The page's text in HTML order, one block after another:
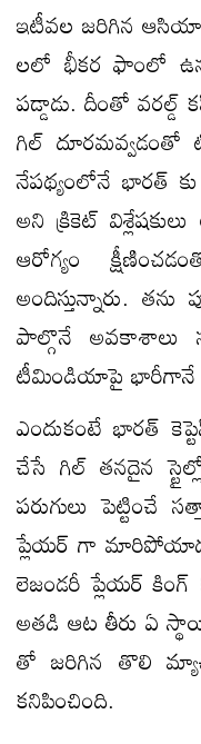
ఇటీవల జరిగిన
లలో భీకర ఫాంలో
పడ్డాడు. దీంతో
గిల్
నేపథ్యంలోనే భారత్ కు
అని క్రికెట్
ఆరోగ్యం
అందిస్తున్నారు.
పాల్గొనే అవకాశాలు
టీమిండియాపై భారీగానే
ఎందుకంటే భారత్
చేసే గిల్ తనదైన
పరుగులు పెట్టించే
ప్లేయర్ గా
లెజండరీ ప్లేయర్
అతడి ఆట తీరు ఏ
తో జరిగిన తొలి
కనిపించింది.